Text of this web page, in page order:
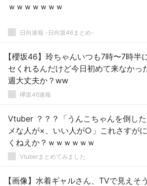
ｗｗｗｗｗｗｗ
日向速報 -日向坂46まとめ-
【櫻坂46】玲ちゃんいつも7時〜7時半
セくれるんだけど今日初めて来なかっ
週大丈夫か？ww
欅坂46速報
Vtuber ？？？「うんこちゃんを倒し
メな人が×、いい人が○」これさすが
くねえか？ｗｗｗｗｗｗ
Vtuberまとめてみました
【画像】水着ギャルさん、TVで見えそ